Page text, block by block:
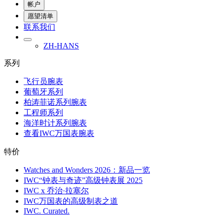
帐户
愿望清单
联系我们
ZH-HANS
系列
飞行员腕表
葡萄牙系列
柏涛菲诺系列腕表
工程师系列
海洋时计系列腕表
查看IWC万国表腕表
特价
Watches and Wonders 2026：新品一览
IWC“钟表与奇迹”高级钟表展 2025
IWC x 乔治·拉塞尔
IWC万国表的高级制表之道
IWC. Curated.